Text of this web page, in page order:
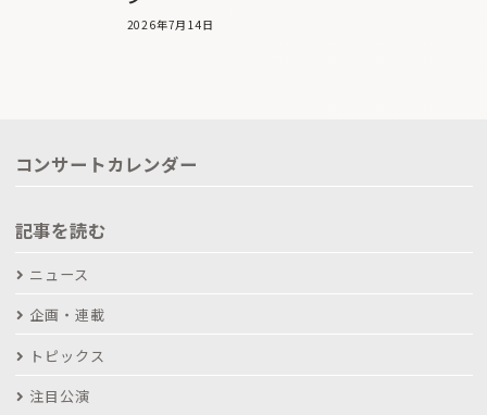
2026年7月14日
コンサートカレンダー
記事を読む
ニュース
企画・連載
トピックス
注目公演